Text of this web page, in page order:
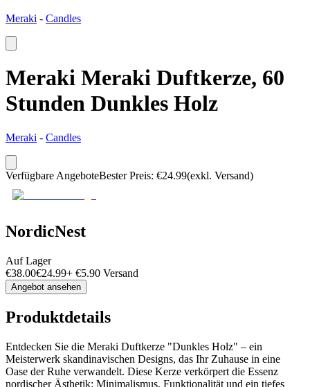
Meraki - Candles
Meraki Meraki Duftkerze, 60
Stunden Dunkles Holz
Meraki - Candles
Verfügbare AngeboteBester Preis: €24.99(exkl. Versand)
NordicNest
Auf Lager
€38.00€24.99+ €5.90 Versand
Angebot ansehen
Produktdetails
Entdecken Sie die Meraki Duftkerze "Dunkles Holz" – ein
Meisterwerk skandinavischen Designs, das Ihr Zuhause in eine
Oase der Ruhe verwandelt. Diese Kerze verkörpert die Essenz
nordischer Ästhetik: Minimalismus, Funktionalität und ein tiefes